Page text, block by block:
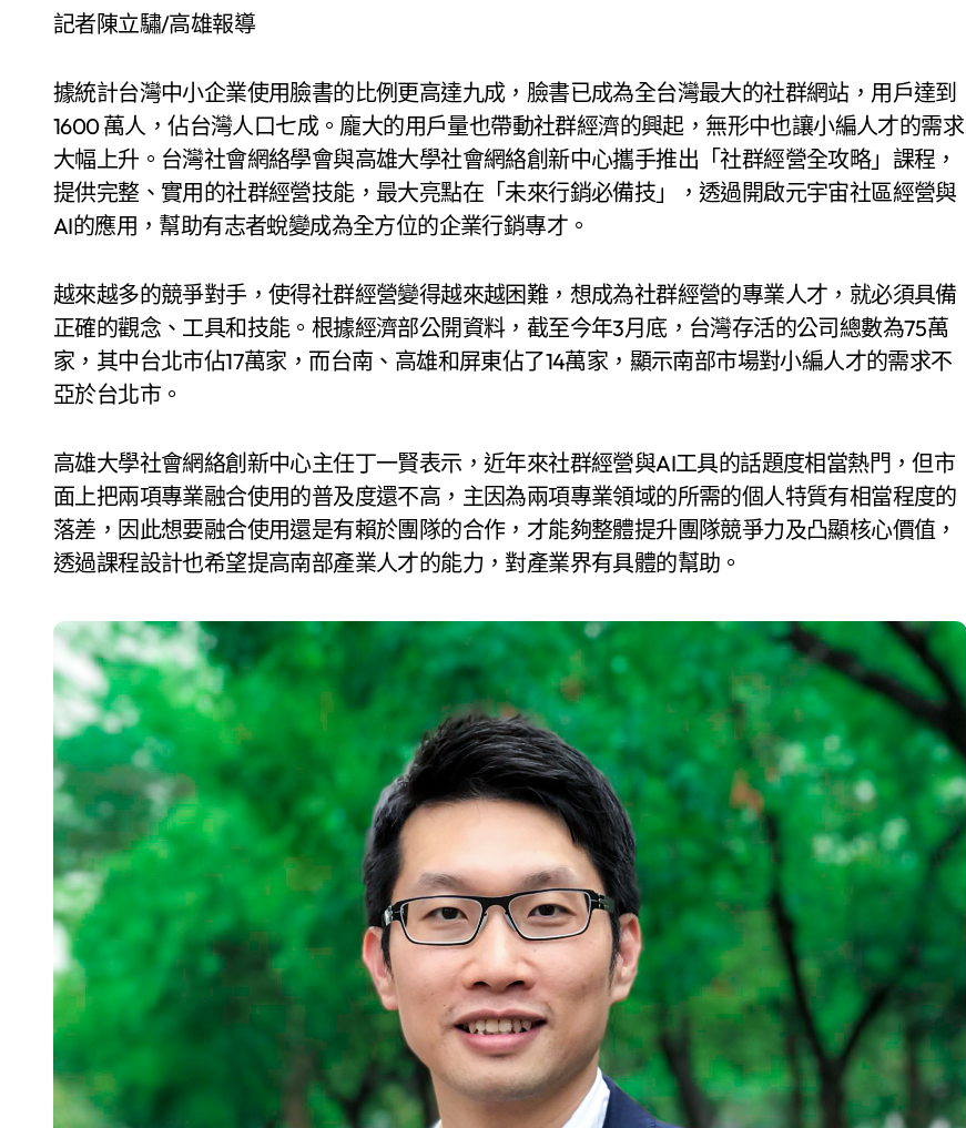
記者陳立驌/高雄報導
據統計台灣中小企業使用臉書的比例更高達九成，臉書已成為全台灣最大的社群網站，用戶達到
1600 萬人，佔台灣人口七成。龐大的用戶量也帶動社群經濟的興起，無形中也讓小編人才的需求
大幅上升。台灣社會網絡學會與高雄大學社會網絡創新中心攜手推出「社群經營全攻略」課程，
提供完整、實用的社群經營技能，最大亮點在「未來行銷必備技」，透過開啟元宇宙社區經營與
AI的應用，幫助有志者蛻變成為全方位的企業行銷專才。
越來越多的競爭對手，使得社群經營變得越來越困難，想成為社群經營的專業人才，就必須具備
正確的觀念、工具和技能。根據經濟部公開資料，截至今年3月底，台灣存活的公司總數為75萬
家，其中台北市佔17萬家，而台南、高雄和屏東佔了14萬家，顯示南部市場對小編人才的需求不
亞於台北市。
高雄大學社會網絡創新中心主任丁一賢表示，近年來社群經營與AI工具的話題度相當熱門，但市
面上把兩項專業融合使用的普及度還不高，主因為兩項專業領域的所需的個人特質有相當程度的
落差，因此想要融合使用還是有賴於團隊的合作，才能夠整體提升團隊競爭力及凸顯核心價值，
透過課程設計也希望提高南部產業人才的能力，對產業界有具體的幫助。